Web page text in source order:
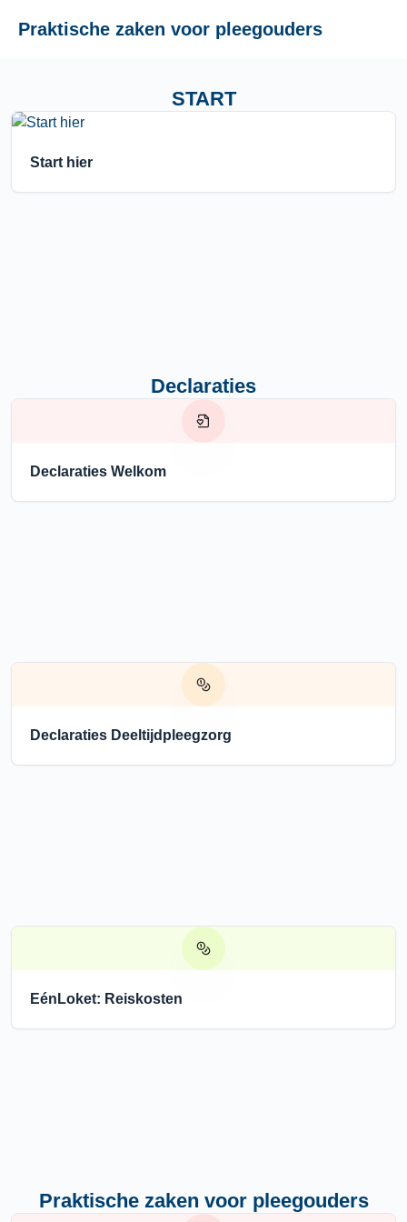
Praktische zaken voor pleegouders
START
Start hier
Declaraties
Declaraties Welkom
Declaraties Deeltijdpleegzorg
EénLoket: Reiskosten
Praktische zaken voor pleegouders